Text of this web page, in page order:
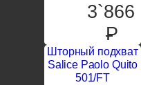
3`866
P
Шторный подхват
Salice Paolo Quito
501/FT